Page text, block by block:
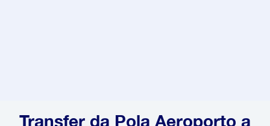
Transfer da Pola Aeroporto a